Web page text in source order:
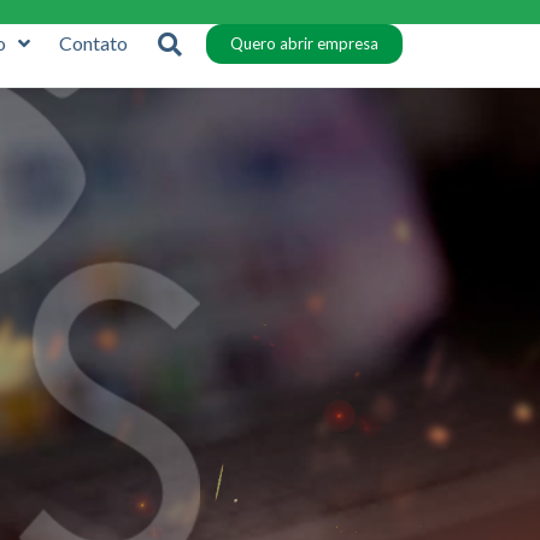
Contato Quero abrir empresa